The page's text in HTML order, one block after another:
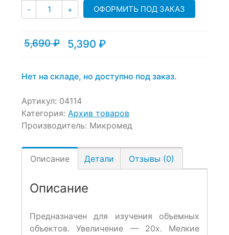
- Количество
+ ОФОРМИТЬ ПОД ЗАКАЗ
5,690₽
Первоначальная
5,690 ₽.
5,390 ₽
Текущая
Нет на складе, но доступно под заказ.
Артикул: 04114
Категория: Архив товаров
Производитель: Микромед
Описание Детали Отзывы (0)
Описание
Предназначен для изучения объемных
объектов. Увеличение — 20х. Мелкие